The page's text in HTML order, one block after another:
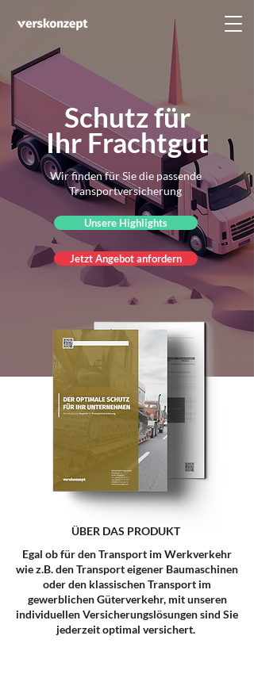
Schutz für
Ihr Frachtgut
Wir finden für Sie die passende
Transportversicherung
Unsere Highlights
Jetzt Angebot anfordern
ÜBER DAS PRODUKT
Egal ob für den Transport im Werkverkehr
wie z.B. den Transport eigener Baumaschinen
oder den klassischen Transport im
gewerblichen Güterverkehr, mit unseren
individuellen Versicherungslösungen sind Sie
jederzeit optimal versichert.